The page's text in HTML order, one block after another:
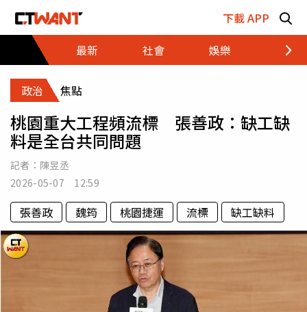
下載 APP
最新
社會 娛樂 財經
政治 焦點
桃園重大工程頻流標 張善政：缺工缺
料是全台共同問題
記者： 陳昱丞
2026-05-07 12:59
張善政 魏筠 桃園捷運 流標 缺工缺料